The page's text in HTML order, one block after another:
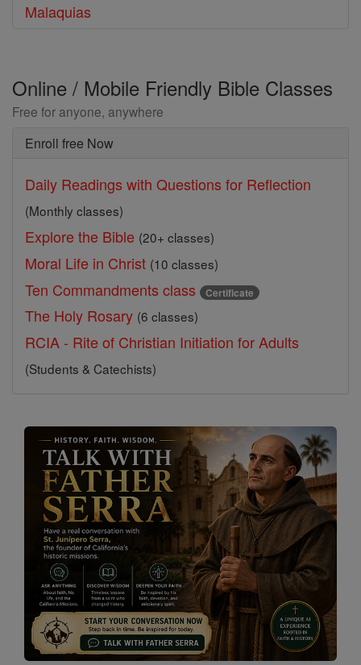
Malaquias
Online / Mobile Friendly Bible Classes
Free for anyone, anywhere
Enroll free Now
Daily Readings with Questions for Reflection
(Monthly classes)
Explore the Bible (20+ classes)
Moral Life in Christ (10 classes)
Ten Commandments class Certificate
The Holy Rosary (6 classes)
RCIA - Rite of Christian Initiation for Adults
(Students & Catechists)